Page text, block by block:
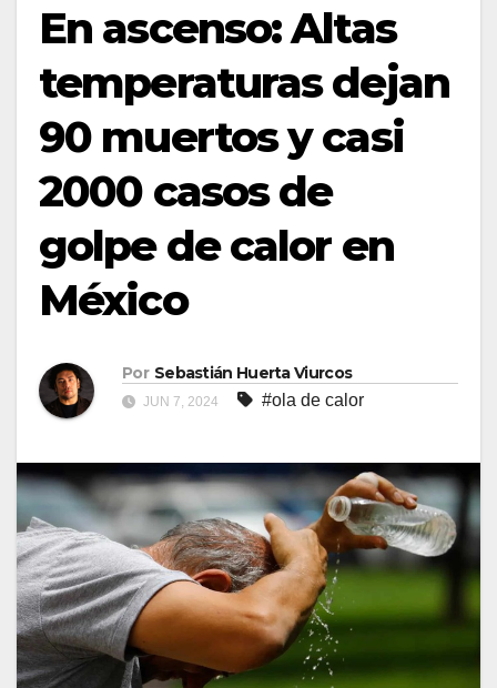
En ascenso: Altas
temperaturas dejan
90 muertos y casi
2000 casos de
golpe de calor en
México
Por Sebastián Huerta Viurcos
JUN 7, 2024 #ola de calor